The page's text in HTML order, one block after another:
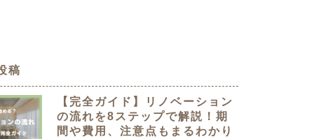
クラボ オリジナルキッチン
稿
【完全ガイド】リノベーション
の流れを8ステップで解説！期
間や費用、注意点もまるわかり